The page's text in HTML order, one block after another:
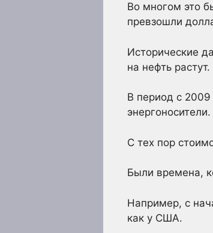
Во многом это
превзошли
Исторические
на нефть растут.
В период с 2009
С тех пор
Были времена,
Например, с
как у США.